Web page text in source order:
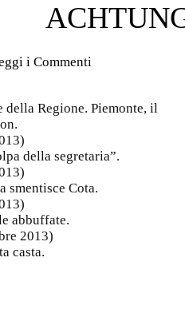
i Commenti
della Regione. Piemonte, il
della segretaria”.
smentisce Cota.
abbuffate.
2013)
casta.